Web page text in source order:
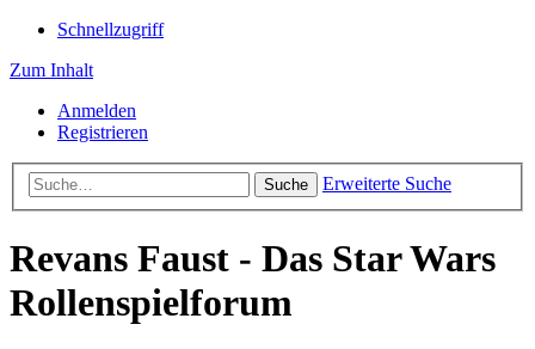
Schnellzugriff
Zum Inhalt
Anmelden
Registrieren
Suche Erweiterte Suche
Revans Faust - Das Star Wars
Rollenspielforum